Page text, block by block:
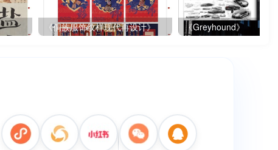
《侗族服饰纹样现代再设计》 《Greyhound》